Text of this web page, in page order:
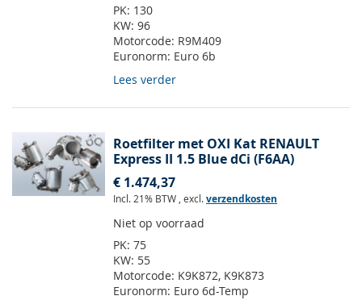
PK: 130
KW: 96
Motorcode: R9M409
Euronorm: Euro 6b
Lees verder
Roetfilter met OXI Kat RENAULT
Express II 1.5 Blue dCi (F6AA)
€ 1.474,37
Incl. 21% BTW , excl.verzendkosten
Niet op voorraad
PK: 75
KW: 55
Motorcode: K9K872, K9K873
Euronorm: Euro 6d-Temp